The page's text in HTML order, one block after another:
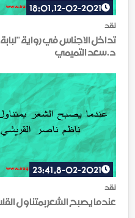
نقد
12-02-2021, 18:01
تداخل الاجناس في رواية
د.سعد التميمي
نقد
8-02-2021, 23:41
عندما يصبح الشعر بمتناول